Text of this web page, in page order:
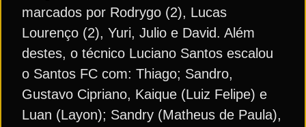
marcados por Rodrygo (2), Lucas
Lourenço (2), Yuri, Julio e David. Além
destes, o técnico Luciano Santos escalou
o Santos FC com: Thiago; Sandro,
Gustavo Cipriano, Kaique (Luiz Felipe) e
Luan (Layon); Sandry (Matheus de Paula),